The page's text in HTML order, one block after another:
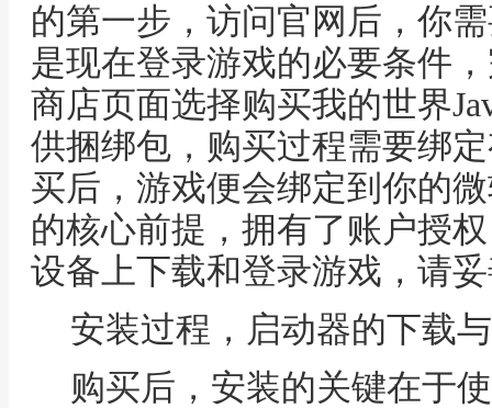
的第一步，访问官网后，你
是现在登录游戏的必要条件
商店页面选择购买我的世界
供捆绑包，购买过程需要绑
买后，游戏便会绑定到你的
的核心前提，拥有了账户授
设备上下载和登录游戏，请
安装过程，启动器的下载
购买后，安装的关键在于